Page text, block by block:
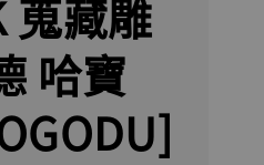
蒐藏雕
哈寶